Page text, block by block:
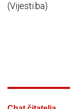
(Vijesti.ba)